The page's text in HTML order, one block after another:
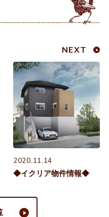
NEXT
2020.11.14
◆イクリア物件情報◆